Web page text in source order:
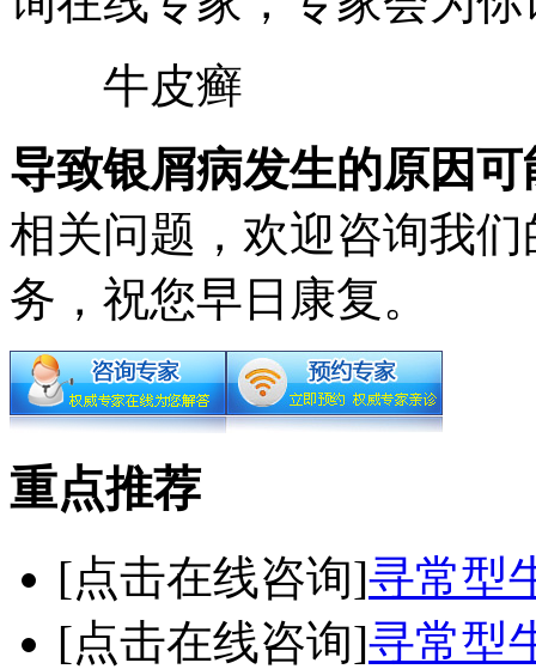
牛皮癣
导致银屑病发生的原因
相关问题，欢迎咨询我
务，祝您早日康复。
重点推荐
[点击在线咨询]寻常型
[点击在线咨询]寻常型